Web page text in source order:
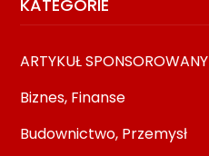
KATEGORIE
ARTYKUŁ SPONSOROWANY
Biznes, Finanse
Budownictwo, Przemysł